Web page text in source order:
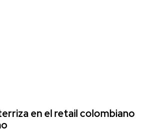
en el retail colombiano